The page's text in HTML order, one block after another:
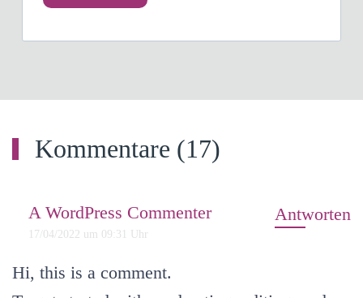
Kommentare (17)
A WordPress Commenter
17/04/2022 um 09:31 Uhr
Antworten
Hi, this is a comment.